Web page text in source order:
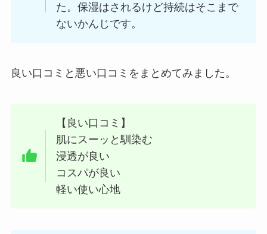
た。保湿はされるけど持続はそこまで
ないかんじです。
良い口コミと悪い口コミをまとめてみました。
【良い口コミ】
肌にスーッと馴染む
浸透が良い
コスパが良い
軽い使い心地